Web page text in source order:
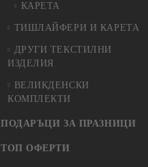
КАРЕТА
ТИШЛАЙФЕРИ И КАРЕТА
ДРУГИ ТЕКСТИЛНИ
ИЗДЕЛИЯ
ВЕЛИКДЕНСКИ
КОМПЛЕКТИ
ПОДАРЪЦИ ЗА ПРАЗНИЦИ
ТОП ОФЕРТИ